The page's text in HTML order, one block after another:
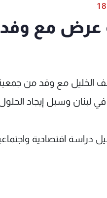
عرض مع
الخليل مع وفد من
لبنان وسبل إيجاد
دراسة اقتصادية